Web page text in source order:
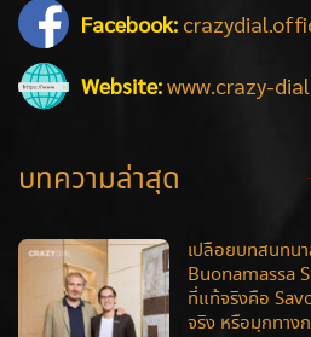
Facebook:
Website:www.crazy-
บทความล่าสุด
เปลือยบทสนทน
Buonamassa
ที่แท้จริงคือ
จริง หรือมุกทาง